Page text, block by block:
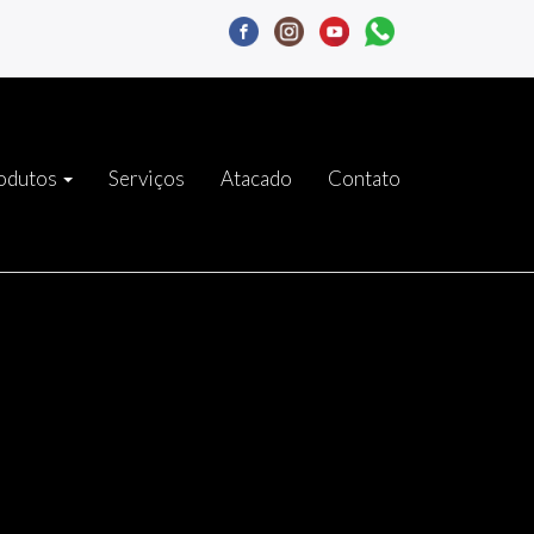
Serviços Atacado Contato